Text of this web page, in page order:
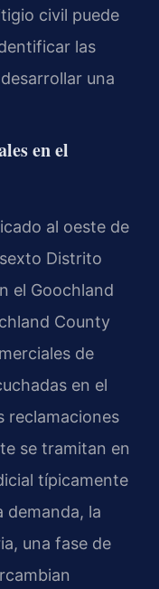
civil puede
las
una
en el
al oeste de
Distrito
el Goochland
County
de
en el
reclamaciones
se tramitan en
típicamente
demanda, la
una fase de